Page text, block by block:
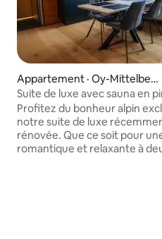
Appartement · Oy-Mittelber
g
Suite de luxe avec sauna en
Alpes, vue sur les Alpes et
Profitez du bonheur alpin
notre suite de luxe
rénovée. Que ce soit pour
romantique et relaxante à